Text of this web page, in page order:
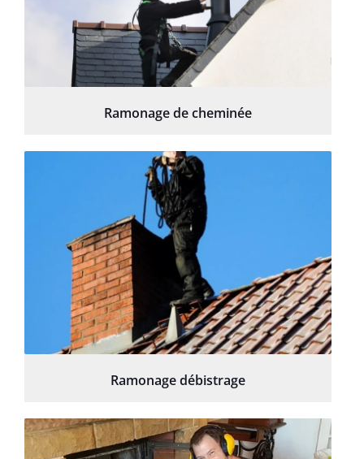
Ramonage de cheminée
Ramonage débistrage